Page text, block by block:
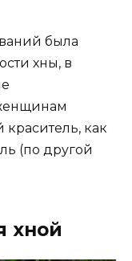
была
хны, в
краситель, как
(по другой
хной